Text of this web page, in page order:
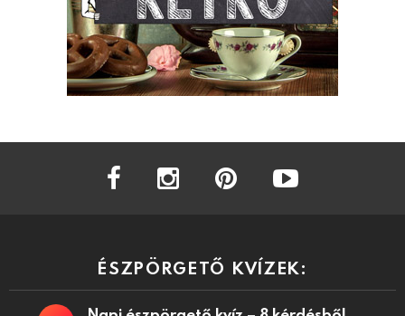
facebook instagram
ÉSZPÖRGETŐ KVÍZEK: